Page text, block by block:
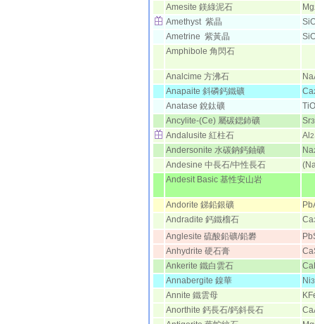
Amesite 鎂綠泥石
Mg
Amethyst 紫晶
Ametrine 紫黃晶
Amphibole 角閃石
Analcime 方沸石
Anapaite 斜磷鈣鐵礦
Ca
Anatase 銳鈦礦
TiO
Ancylite-(Ce) 屬碳鍶鈰礦
Sr3
Andalusite 紅柱石 Al 2
Andersonite 水碳鈉鈣鈾礦
Na
Andesine 中長石/中性長石
Andesit Basic 基性安山岩
Andorite 銻鉛銀礦
Andradite 鈣鐵榴石
Ca
Anglesite 硫酸鉛礦/鉛礬
Anhydrite 硬石膏
Ankerite 鐵白雲石
Annabergite 鎳華
Ni3
Annite 鐵雲母
Anorthite 鈣長石/鈣斜長石